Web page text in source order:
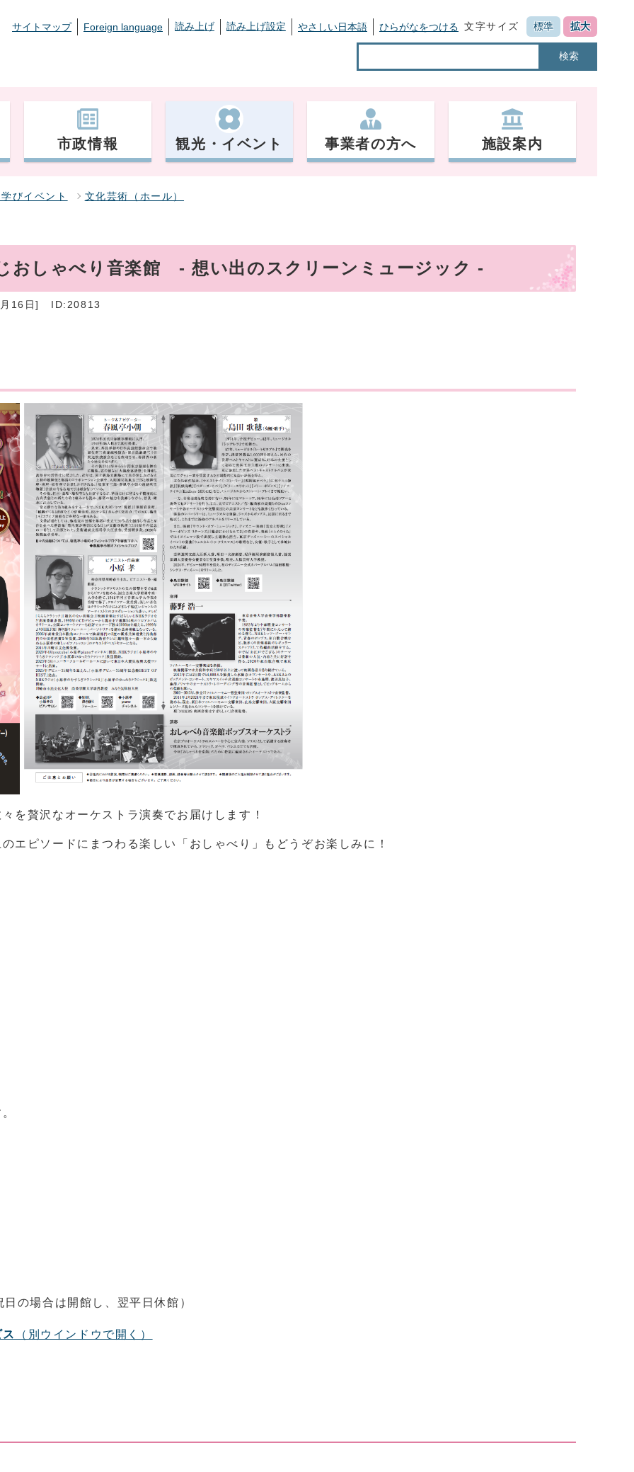
サイトマップ Foreign language 読み上げ 読み上げ設定 やさしい日本語 ひらがなをつける 文字サイズ 標準 拡大
検索
市政情報 観光・イベント 事業者の方へ 施設案内
びイベント 文化芸術（ホール）
おしゃべり音楽館 - 想い出のスクリーンミュージック -
16日] ID:20813
を贅沢なオーケストラ演奏でお届けします！
エピソードにまつわる楽しい「おしゃべり」もどうぞお楽しみに！
の場合は開館し、翌平日休館）
（別ウインドウで開く）